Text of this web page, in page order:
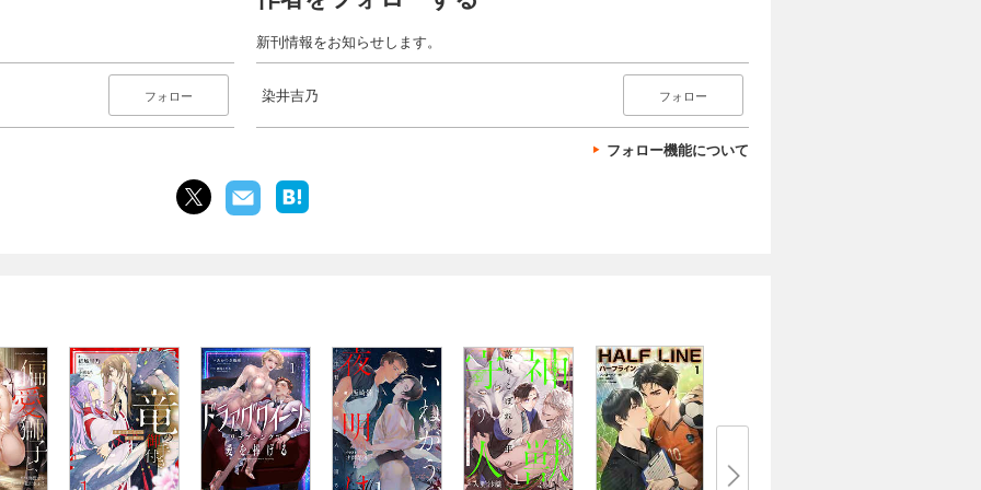
フォロー
新刊情報をお知らせします。
染井吉乃 フォロー
フォロー機能について